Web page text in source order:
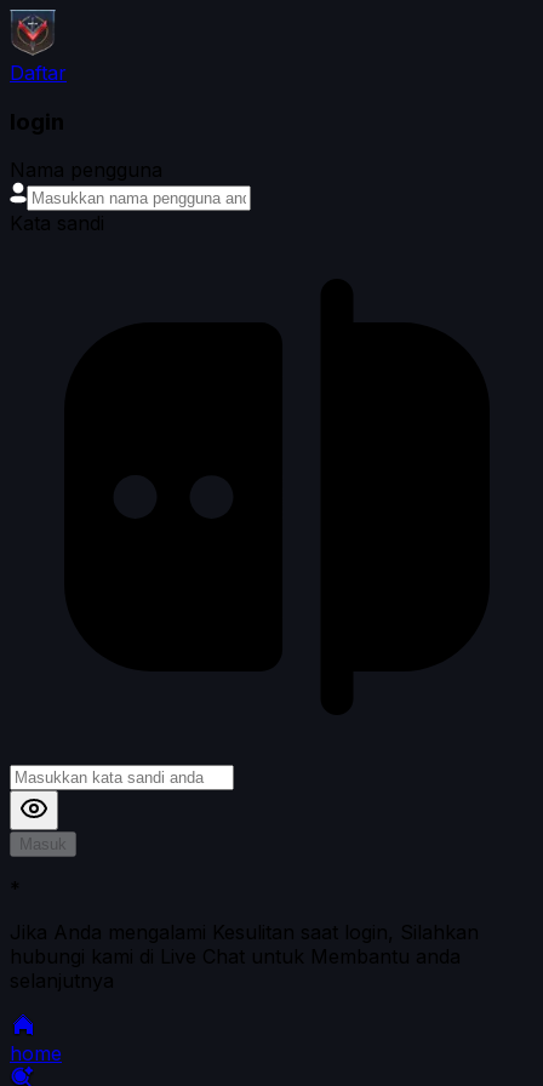
Daftar
login
Nama pengguna
Kata sandi
Masuk
*
Jika Anda mengalami Kesulitan saat login, Silahkan
hubungi kami di Live Chat untuk Membantu anda
selanjutnya
home